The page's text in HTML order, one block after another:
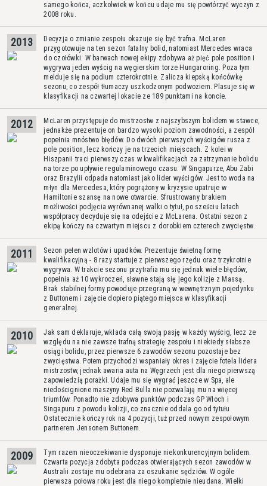
samego końca, aczkolwiek w końcu udaje mu się powtórzyć wyczyn z
2008 roku.
2013
Decyzja o zmianie zespołu okazuje się być trafna. McLaren
przygotowuje na ten sezon fatalny bolid, natomiast Mercedes wraca
do czołówki. W barwach nowej ekipy zdobywa aż pięć pole position i
wygrywa jeden wyścig na węgierskim torze Hungaroring. Poza tym
melduje się na podium czterokrotnie. Zalicza kiepską końcówkę
sezonu, co zespół tłumaczy uszkodzonym podwoziem. Plasuje się w
klasyfikacji na czwartej lokacie ze 189 punktami na koncie.
2012
McLaren przystępuje do mistrzostw z najszybszym bolidem w stawce,
jednakże prezentuje on bardzo wysoki poziom zawodności, a zespół
popełnia mnóstwo błędów. Do dwóch pierwszych wyścigów rusza z
pole position, lecz kończy je na trzecich miejscach. Z kolei w
Hiszpanii traci pierwszy czas w kwalifikacjach za zatrzymanie bolidu
na torze po upływie regulaminowego czasu. W Singapurze, Abu Zabi
oraz Brazylii odpada natomiast jako lider wyścigów. Jest to woda na
młyn dla Mercedesa, który pogrążony w kryzysie upatruje w
Hamiltonie szansę na nowe otwarcie. Sfrustrowany brakiem
możliwości podjęcia wyrównanej walki o tytuł, po sześciu latach
współpracy decyduje się na odejście z McLarena. Ostatni sezon z
ekipą kończy na czwartym miejscu z dorobkiem czterech zwycięstw.
2011
Sezon pełen wzlotów i upadków. Prezentuje świetną formę
kwalifikacyjną - 8 razy startuje z pierwszego rzędu oraz trzykrotnie
wygrywa. W trakcie sezonu przytrafia mu się jednak wiele błędów,
popełnia aż 10 wykroczeń, sławne stają się jego kolizje z Massą.
Brak stabilnej formy powoduje przegraną w wewnętrznym pojedynku
z Buttonem i zajęcie dopiero piątego miejsca w klasyfikacji
generalnej.
2010
Jak sam deklaruje, wkłada całą swoją pasję w każdy wyścig, lecz ze
względu na nie zawsze trafną strategię zespołu i niekiedy słabsze
osiągi bolidu, przez pierwsze 6 zawodów sezonu pozostaje bez
zwycięstwa. Potem przychodzi wspaniały okres i zajęcie fotela lidera
mistrzostw, jednak awaria auta na Węgrzech jest dla niego pierwszą
zapowiedzią porażki. Udaje mu się wygrać jeszcze w Spa, ale
niedoścignione maszyny Red Bulla nie pozwalają mu na więcej
triumfów. Ponadto nie zdobywa punktów podczas GP Włoch i
Singapuru z powodu kolizji, co znacznie oddala go od tytułu.
Ostatecznie kończy rok na 4 pozycji, tuż przed nowym zespołowym
partnerem Jensonem Buttonem.
2009
Tym razem nieoczekiwanie dysponuje niekonkurencyjnym bolidem.
Czwarta pozycja zdobyta podczas otwierających sezon zawodów w
Australii zostaje mu odebrana za oszukanie sędziów. W ogóle
pierwsza połowa roku jest dla niego kompletnie nieudana. Wielki